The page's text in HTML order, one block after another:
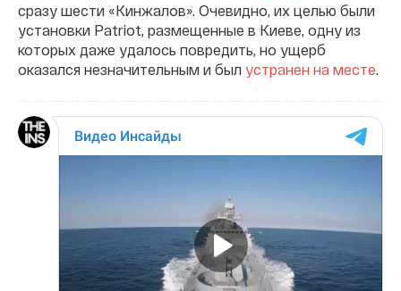
сразу шести «Кинжалов». Очевидно, их целью были
установки Patriot, размещенные в Киеве, одну из
которых даже удалось повредить, но ущерб
оказался незначительным и был устранен на месте.